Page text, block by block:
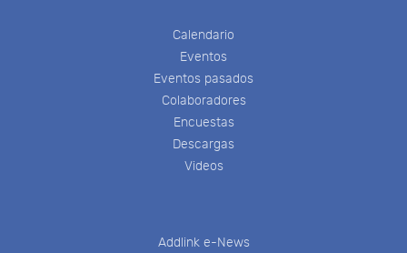
Calendario
Eventos
Eventos pasados
Colaboradores
Encuestas
Descargas
Videos
Addlink e-News